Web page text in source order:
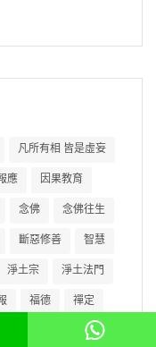
凡所有相 皆是虛妄
應 因果教育
念佛 念佛往生
斷惡修善 智慧
淨土宗 淨土法門
福德 禪定